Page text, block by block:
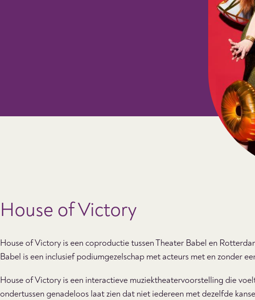
House of Victory
House of Victory is een coproductie tussen Theater Babel en
Babel is een inclusief podiumgezelschap met acteurs met en zonder
House of Victory is een interactieve muziektheatervoorstelling die
ondertussen genadeloos laat zien dat niet iedereen met dezelfde